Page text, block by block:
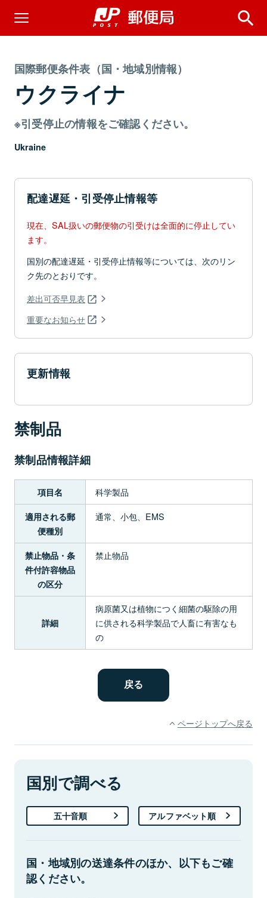
国際郵便条件表（国・地域別情報）
ウクライナ
※引受停止の情報をご確認ください。
Ukraine
配達遅延・引受停止情報等
現在、SAL扱いの郵便物の引受けは全面的に停止してい
ます。
国別の配達遅延・引受停止情報等については、次のリン
ク先のとおりです。
差出可否早見表
重要なお知らせ
更新情報
禁制品
禁制品情報詳細
項目名 科学製品
適用される郵
便種別
通常、小包、EMS
禁止物品・条
件付許容物品
の区分
禁止物品
詳細
病原菌又は植物につく細菌の駆除の用
に供される科学製品で人畜に有害なも
の
ページトップへ戻る
国別で調べる
五十音順 アルファベット順
国・地域別の送達条件のほか、以下もご確
認ください。